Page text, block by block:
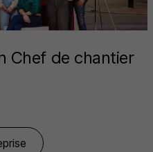
Chef de chantier